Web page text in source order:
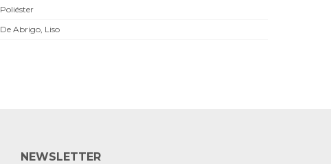
Poliéster
De Abrigo, Liso
NEWSLETTER